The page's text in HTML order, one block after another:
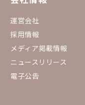
運営会社
採用情報
メディア掲載情報
ニュースリリース
電子公告